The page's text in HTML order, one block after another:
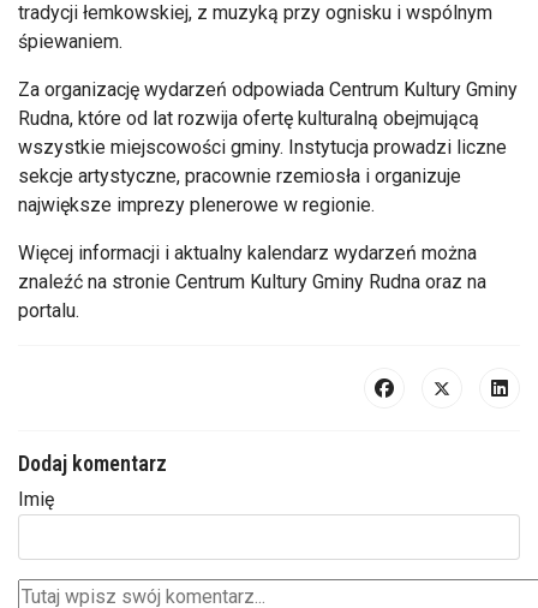
tradycji łemkowskiej, z muzyką przy ognisku i wspólnym
śpiewaniem.
Za organizację wydarzeń odpowiada Centrum Kultury Gminy
Rudna, które od lat rozwija ofertę kulturalną obejmującą
wszystkie miejscowości gminy. Instytucja prowadzi liczne
sekcje artystyczne, pracownie rzemiosła i organizuje
największe imprezy plenerowe w regionie.
Więcej informacji i aktualny kalendarz wydarzeń można
znaleźć na stronie Centrum Kultury Gminy Rudna oraz na
portalu.
Dodaj komentarz
Imię